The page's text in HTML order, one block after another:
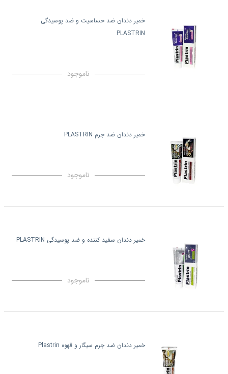
خمیر دندان ضد حساسیت و ضد پوسیدگی
PLASTRIN
ناموجود
خمیر دندان ضد جرم PLASTRIN
ناموجود
خمیر دندان سفید کننده و ضد پوسیدگی PLASTRIN
ناموجود
خمیر دندان ضد جرم سیگار و قهوه Plastrin